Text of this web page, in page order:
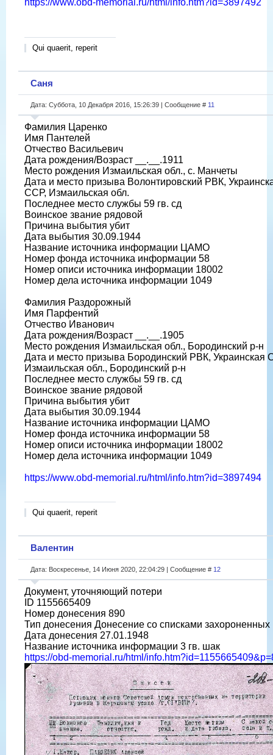
https://www.obd-memorial.ru/html/info.htm?id=3897492
Qui quaerit, reperit
Саня
Дата: Суббота, 10 Декабря 2016, 15:26:39 | Сообщение # 11
Фамилия Царенко
Имя Пантелей
Отчество Васильевич
Дата рождения/Возраст __.__.1911
Место рождения Измаильская обл., с. Манчеты
Дата и место призыва Волонтировский РВК,
ССР, Измаильская обл.
Последнее место службы 59 гв. сд
Воинское звание рядовой
Причина выбытия убит
Дата выбытия 30.09.1944
Название источника информации ЦАМО
Номер фонда источника информации 58
Номер описи источника информации 18002
Номер дела источника информации 1049
Фамилия Раздорожный
Имя Парфентий
Отчество Иванович
Дата рождения/Возраст __.__.1905
Место рождения Измаильская обл., Бородинский р-н
Дата и место призыва Бородинский РВК, Украинская
Измаильская обл., Бородинский р-н
Последнее место службы 59 гв. сд
Воинское звание рядовой
Причина выбытия убит
Дата выбытия 30.09.1944
Название источника информации ЦАМО
Номер фонда источника информации 58
Номер описи источника информации 18002
Номер дела источника информации 1049
https://www.obd-memorial.ru/html/info.htm?id=3897494
Qui quaerit, reperit
Валентин
Дата: Воскресенье, 14 Июня 2020, 22:04:29 | Сообщение # 12
Документ, уточняющий потери
ID 1155665409
Номер донесения 890
Тип донесения Донесение со списками захороненных
Дата донесения 27.01.1948
Название источника информации 3 гв. шак
https://obd-memorial.ru/html/